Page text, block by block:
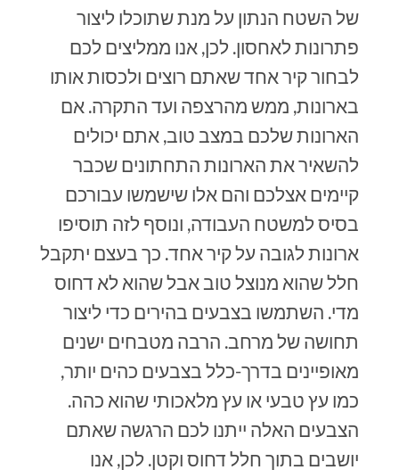
של השטח הנתון על מנת שתוכלו ליצור
פתרונות לאחסון. לכן, אנו ממליצים לכם
לבחור קיר אחד שאתם רוצים ולכסות אותו
בארונות, ממש מהרצפה ועד התקרה. אם
הארונות שלכם במצב טוב, אתם יכולים
להשאיר את הארונות התחתונים שכבר
קיימים אצלכם והם אלו שישמשו עבורכם
בסיס למשטח העבודה, ונוסף לזה תוסיפו
ארונות לגובה על קיר אחד. כך בעצם יתקבל
חלל שהוא מנוצל טוב אבל שהוא לא דחוס
מדי. השתמשו בצבעים בהירים כדי ליצור
תחושה של מרחב. הרבה מטבחים ישנים
מאופיינים בדרך-כלל בצבעים כהים יותר,
כמו עץ טבעי או עץ מלאכותי שהוא כהה.
הצבעים האלה ייתנו לכם הרגשה שאתם
יושבים בתוך חלל דחוס וקטן. לכן, אנו